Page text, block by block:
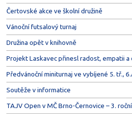
Čertovské akce ve školní družině
Vánoční futsalový turnaj
Družina opět v knihovně
Projekt Laskavec přinesl radost, empatii
Předvánoční miniturnaj ve vybíjené 5. tř.,
Soutěže v informatice
TAJV Open v MČ Brno-Černovice – 3.